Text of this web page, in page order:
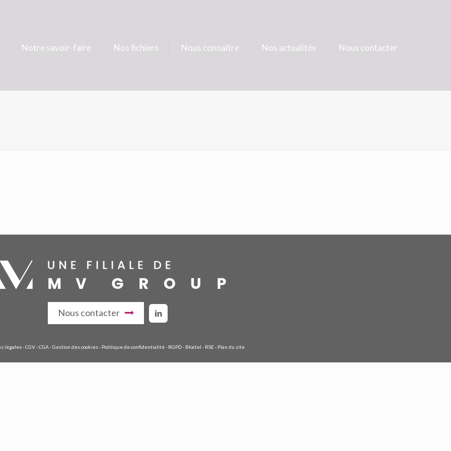
Notre savoir-faire Nos fichiers Nous connaître Nos actualités Nous contacter
Nous contacter
légales-CGV-CGA-Gestion des cookies- Politique de confidentialité- RGPD- Bloctel - RSE- Plan du site